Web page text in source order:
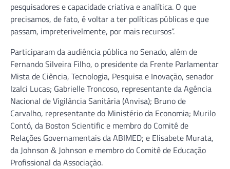
pesquisadores e capacidade criativa e analítica. O que
precisamos, de fato, é voltar a ter políticas públicas e que
passam, impreterivelmente, por mais recursos”.
Participaram da audiência pública no Senado, além de
Fernando Silveira Filho, o presidente da Frente Parlamentar
Mista de Ciência, Tecnologia, Pesquisa e Inovação, senador
Izalci Lucas; Gabrielle Troncoso, representante da Agência
Nacional de Vigilância Sanitária (Anvisa); Bruno de
Carvalho, representante do Ministério da Economia; Murilo
Contó, da Boston Scientific e membro do Comitê de
Relações Governamentais da ABIMED; e Elisabete Murata,
da Johnson & Johnson e membro do Comitê de Educação
Profissional da Associação.